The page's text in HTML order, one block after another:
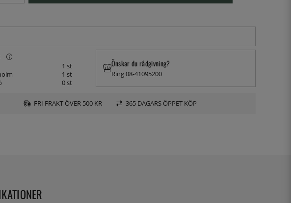
1 st
1 st
0 st
Önskar du rådgivning?
Ring 08-41095200
FRI FRAKT ÖVER 500 KR 365 DAGARS ÖPPET KÖP